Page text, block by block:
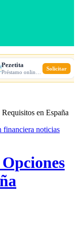
Pezetita Solicitar
en España
financiera noticias